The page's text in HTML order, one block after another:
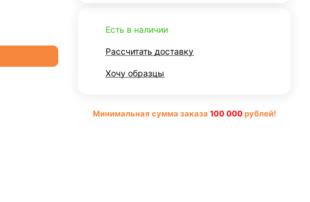
Есть в наличии
Рассчитать доставку
Хочу образцы
Минимальная сумма заказа 100 000рублей!